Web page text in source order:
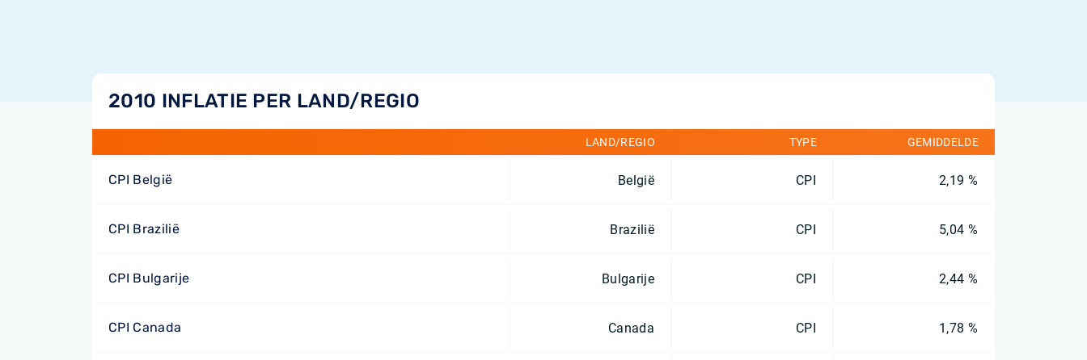
2010 INFLATIE PER LAND/REGIO
LAND/REGIO TYPE GEMIDDELDE
CPI België België CPI 2,19 %
CPI Brazilië Brazilië CPI 5,04 %
CPI Bulgarije Bulgarije CPI 2,44 %
CPI Canada Canada CPI 1,78 %